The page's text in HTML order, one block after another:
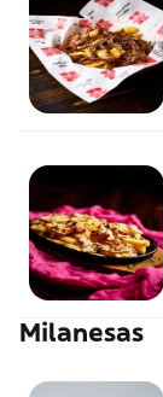
Milanesas